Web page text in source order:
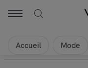
Accueil Mode